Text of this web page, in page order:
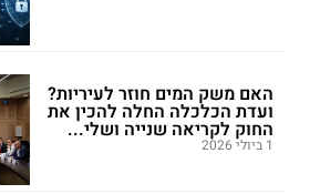
האם משק המים חוזר לעיריות?
ועדת הכלכלה החלה להכין את
החוק לקריאה שנייה ושלי...
1 ביולי 2026